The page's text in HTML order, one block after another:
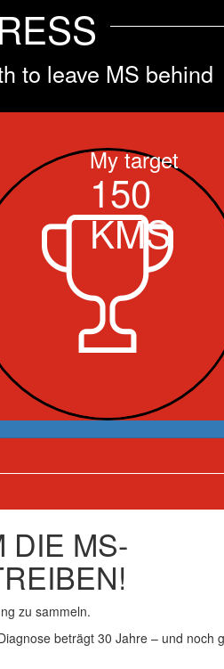
to leave MS behind
My target
150
KMS
DIE MS-
zu sammeln.
beträgt 30 Jahre – und noch